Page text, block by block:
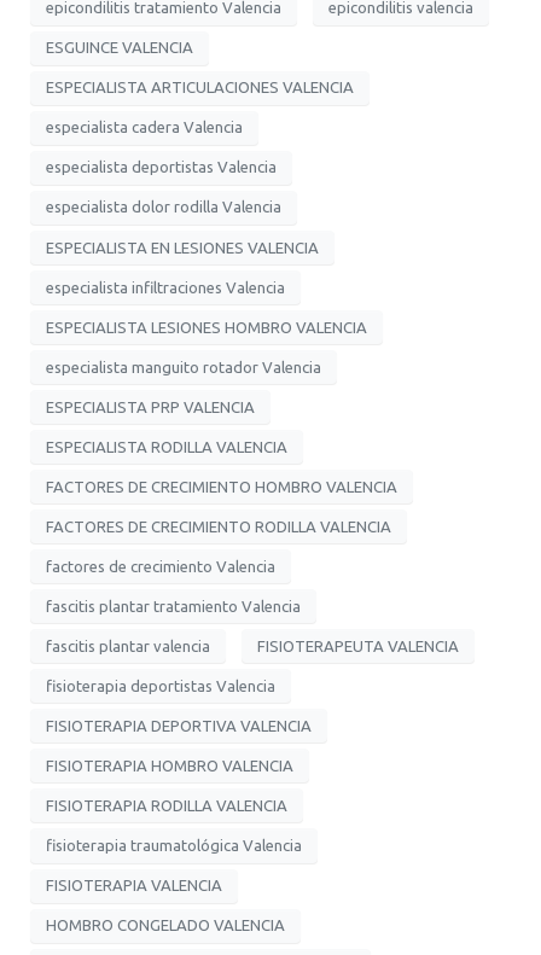
epicondilitis tratamiento Valencia epicondilitis valencia
ESGUINCE VALENCIA
ESPECIALISTA ARTICULACIONES VALENCIA
especialista cadera Valencia
especialista deportistas Valencia
especialista dolor rodilla Valencia
ESPECIALISTA EN LESIONES VALENCIA
especialista infiltraciones Valencia
ESPECIALISTA LESIONES HOMBRO VALENCIA
especialista manguito rotador Valencia
ESPECIALISTA PRP VALENCIA
ESPECIALISTA RODILLA VALENCIA
FACTORES DE CRECIMIENTO HOMBRO VALENCIA
FACTORES DE CRECIMIENTO RODILLA VALENCIA
factores de crecimiento Valencia
fascitis plantar tratamiento Valencia
fascitis plantar valencia FISIOTERAPEUTA VALENCIA
fisioterapia deportistas Valencia
FISIOTERAPIA DEPORTIVA VALENCIA
FISIOTERAPIA HOMBRO VALENCIA
FISIOTERAPIA RODILLA VALENCIA
fisioterapia traumatológica Valencia
FISIOTERAPIA VALENCIA
HOMBRO CONGELADO VALENCIA